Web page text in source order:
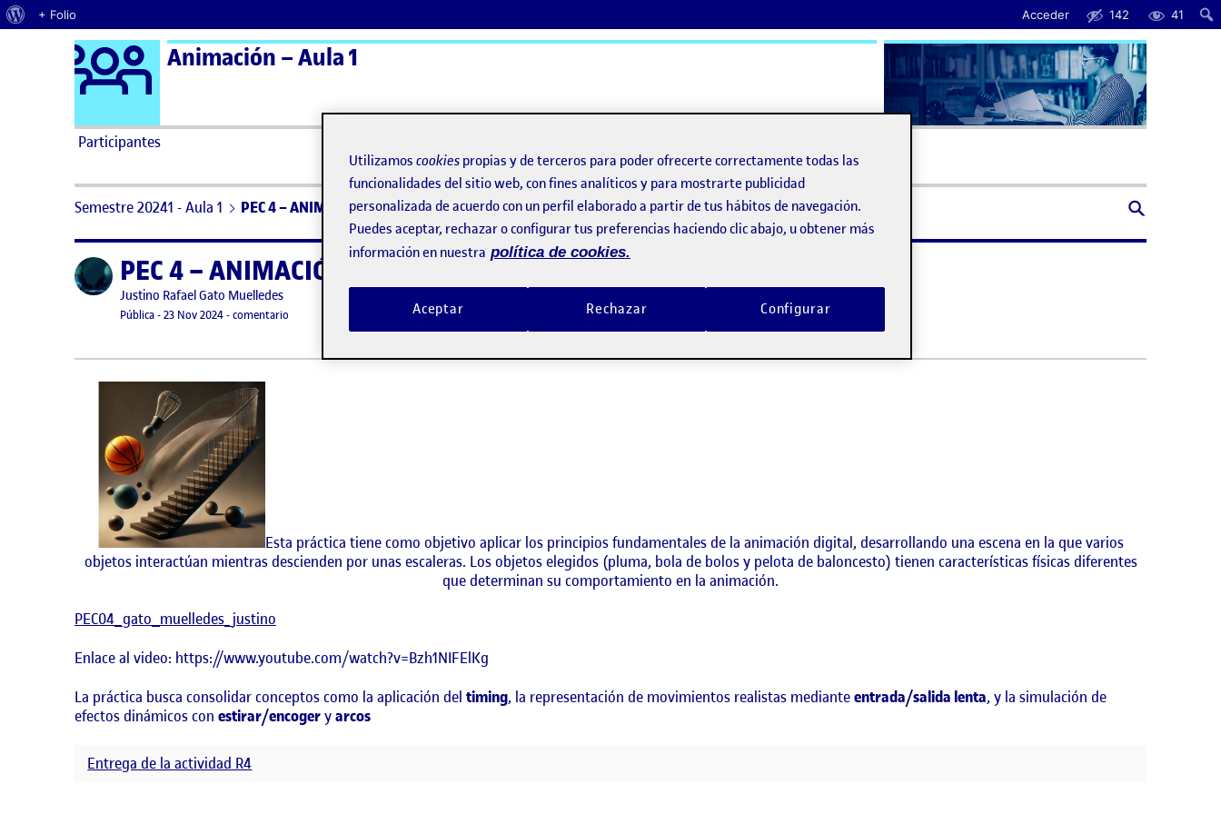
Acerca de WordPress
+ Folio Acceder 142 41
Saltar al contenido Logo Ágora
Animación – Aula 1
Participantes
Semestre 20241 - Aula 1 PEC 4 – ANIMACIÓN AFTER EFFECTS
Publicado porPEC 4 – ANIMACIÓN AFTER EFFECTS
Publicado por
Justino Rafael Gato Muelledes
Visibilidad:
Pública-Fecha de publicación
23 Nov 202423 noviembre, 2024 9:43 pm
-comentario en PEC 4 – ANIMACIÓN AFTER EFFECTS
Esta práctica tiene como objetivo aplicar los principios fundamentales de la animación digital, desarrollando una escena en la que varios
objetos interactúan mientras descienden por unas escaleras. Los objetos elegidos (pluma, bola de bolos y pelota de baloncesto) tienen características físicas diferentes
que determinan su comportamiento en la animación.
PEC04_gato_muelledes_justino
Enlace al video: https://www.youtube.com/watch?v=Bzh1NIFElKg
La práctica busca consolidar conceptos como la aplicación del timing, la representación de movimientos realistas medianteentrada/salida lenta, y la simulación de
efectos dinámicos con estirar/encogeryarcos
Entrega de la actividad R4
Utilizamos cookies propias y de terceros para poder ofrecerte correctamente todas las
funcionalidades del sitio web, con fines analíticos y para mostrarte publicidad
personalizada de acuerdo con un perfil elaborado a partir de tus hábitos de navegación.
Puedes aceptar, rechazar o configurar tus preferencias haciendo clic abajo, u obtener más
información en nuestra política de cookies.
Rechazar
Aceptar Configurar